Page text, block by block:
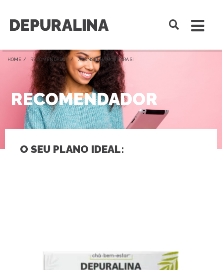
HOME / RECOMENDADOR / ACONSELHAMOS PARA SI
RECOMENDADOR
O SEU PLANO IDEAL: